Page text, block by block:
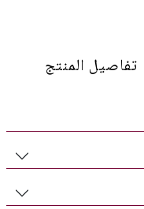
تفاصيل المنتج